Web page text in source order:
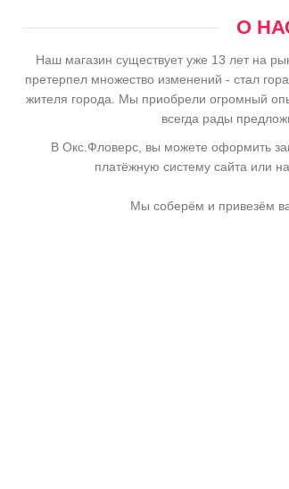
О
Наш магазин существует уже 13 лет на
претерпел множество изменений - стал
жителя города. Мы приобрели огромный
всегда рады
В Окс.Фловерс, вы можете оформить
платёжную систему сайта или
Мы соберём и привезём